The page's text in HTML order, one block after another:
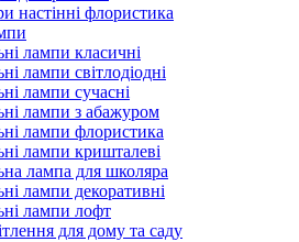
настінні флористика
лампи класичні
лампи світлодіодні
лампи сучасні
лампи з абажуром
лампи флористика
лампи кришталеві
лампа для школяра
лампи декоративні
лампи лофт
для дому та саду